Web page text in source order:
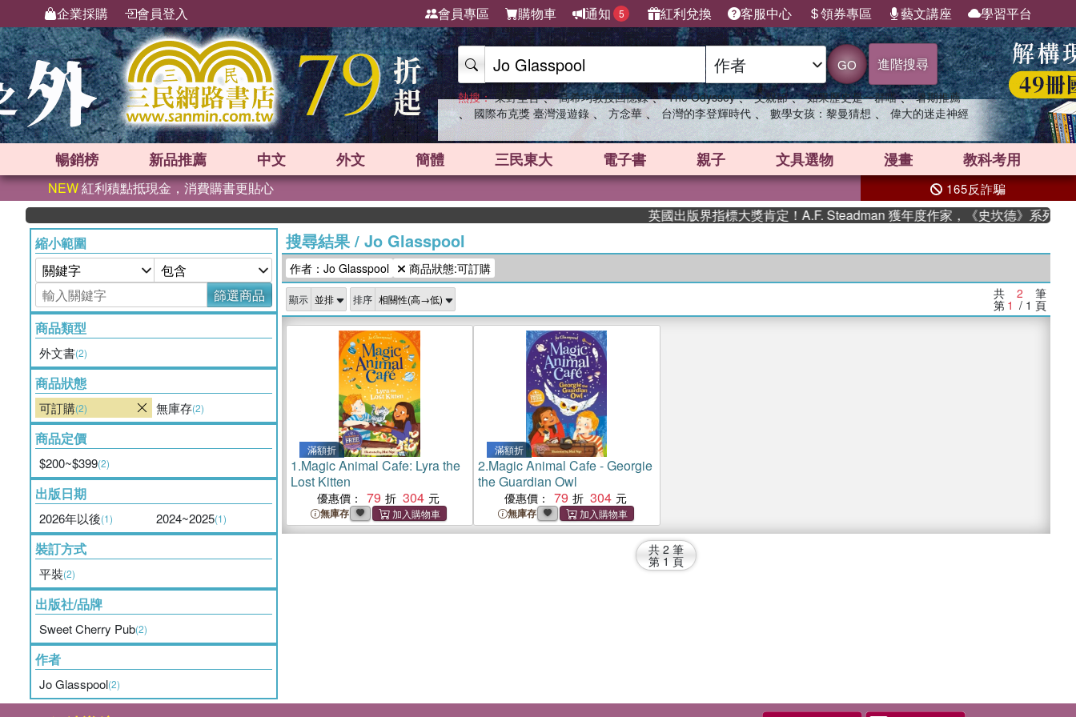
企業採購 會員登入 會員專區 購物車 通知 5 紅利兌換 客服中心 領券專區 藝文講座 學習平台
GO 進階搜尋
熱搜： 東野圭吾 、 高希均教授回憶錄 、 The Odyssey 、 父親節 、 如果歷史是一群喵 、 暑期推薦
、 國際布克獎 臺灣漫遊錄 、 方念華 、 台灣的李登輝時代 、 數學女孩：黎曼猜想 、 偉大的迷走神經
暢銷榜 新品推薦 中文 外文 簡體 三民東大 電子書 親子 文具選物 漫畫 教科考用
NEW紅利積點抵現金，消費購書更貼心 165反詐騙
英國出版界指標大獎肯定！A.F. Steadman 獲年度作家，《史坎德》系列帶你
縮小範圍
篩選商品
商品類型
外文書(2)
商品狀態
可訂購(2) 無庫存(2)
商品定價
$200~$399(2)
出版日期
2026年以後(1) 2024~2025(1)
裝訂方式
平裝(2)
出版社/品牌
Sweet Cherry Pub(2)
作者
Jo Glasspool(2)
搜尋結果/ Jo Glasspool
作者：Jo Glasspool 商品狀態:可訂購
顯示 排序 共 2 筆
第 1 / 1 頁
滿額折
1.Magic Animal Cafe: Lyra the
Lost Kitten
優惠價： 79 304
無庫存
滿額折
2.Magic Animal Cafe - Georgie
the Guardian Owl
優惠價： 79 304
無庫存
共 2 筆
第 1 頁